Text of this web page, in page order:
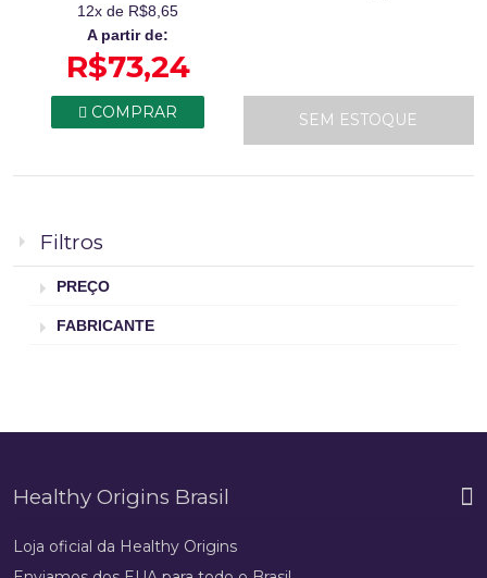
12x de R$8,65
A partir de:
R$73,24
COMPRAR SEM ESTOQUE
Filtros
PREÇO
FABRICANTE
Healthy Origins Brasil
Loja oficial da Healthy Origins